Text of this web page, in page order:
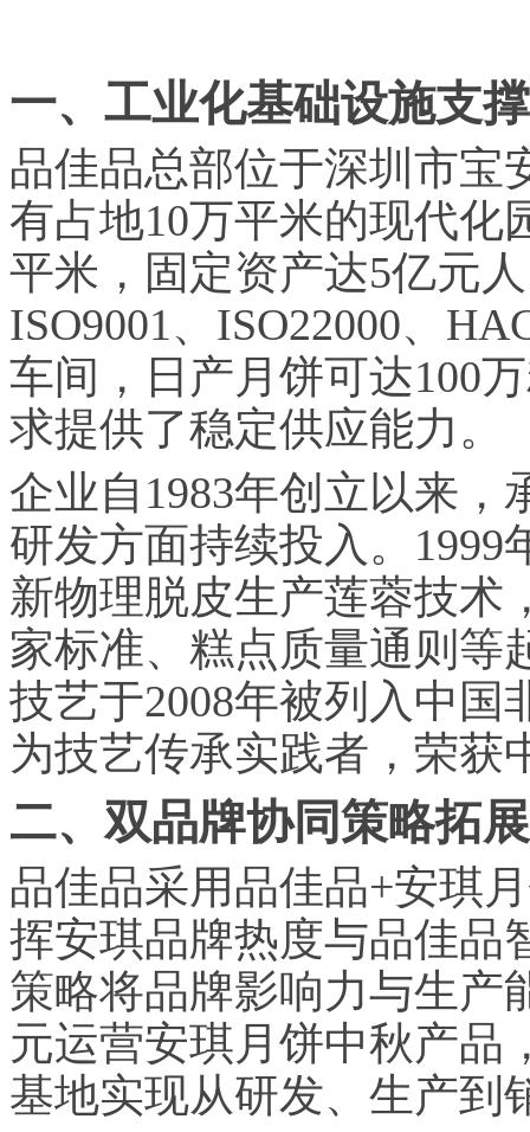
一、工业化基础设施支
品佳品总部位于深圳市宝
有占地10万平米的现代化
平米，固定资产达5亿元
ISO9001、ISO22000、
车间，日产月饼可达100
求提供了稳定供应能力。
企业自1983年创立以来
研发方面持续投入。1999
新物理脱皮生产莲蓉技术
家标准、糕点质量通则等
技艺于2008年被列入中
为技艺传承实践者，荣获
二、双品牌协同策略拓
品佳品采用品佳品+安琪
挥安琪品牌热度与品佳品
策略将品牌影响力与生产
元运营安琪月饼中秋产品
基地实现从研发、生产到